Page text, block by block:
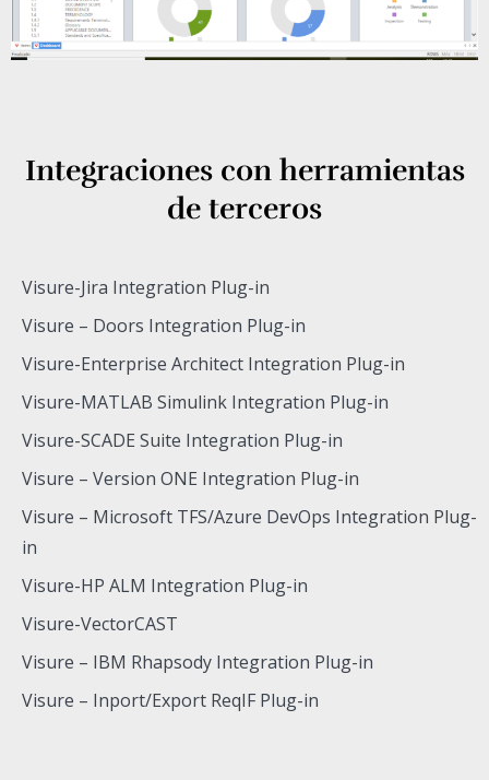
Integraciones con herramientas
de terceros
Visure-Jira Integration Plug-in
Visure – Doors Integration Plug-in
Visure-Enterprise Architect Integration Plug-in
Visure-MATLAB Simulink Integration Plug-in
Visure-SCADE Suite Integration Plug-in
Visure – Version ONE Integration Plug-in
Visure – Microsoft TFS/Azure DevOps Integration Plug-
in
Visure-HP ALM Integration Plug-in
Visure-VectorCAST
Visure – IBM Rhapsody Integration Plug-in
Visure – Inport/Export ReqIF Plug-in